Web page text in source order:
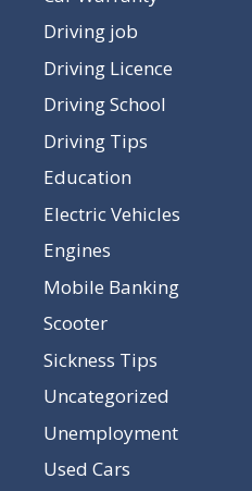
Driving job
Driving Licence
Driving School
Driving Tips
Education
Electric Vehicles
Engines
Mobile Banking
Scooter
Sickness Tips
Uncategorized
Unemployment
Used Cars